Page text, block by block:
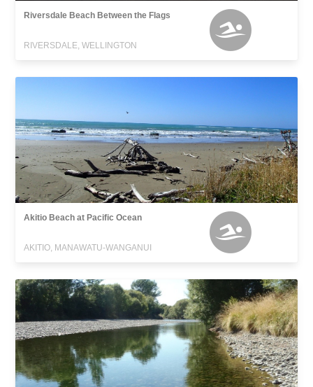
Riversdale Beach Between the Flags
RIVERSDALE, WELLINGTON
Akitio Beach at Pacific Ocean
AKITIO, MANAWATU-WANGANUI